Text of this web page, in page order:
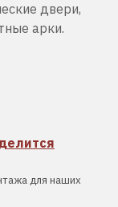
двери,
арки.
для наших